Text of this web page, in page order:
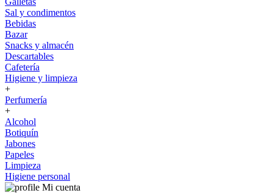
Sal y condimentos
Bebidas
Bazar
Snacks y almacén
Descartables
Cafetería
Higiene y limpieza
+
Perfumería
+
Alcohol
Botiquín
Jabones
Papeles
Limpieza
Higiene personal
Mi cuenta